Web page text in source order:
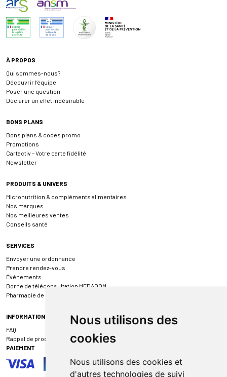
Nous utilisons des
cookies
Nous utilisons des cookies et
d'autres technologies de suivi
À PROPOS
Qui sommes-nous?
Découvrir l’équipe
Poser une question
Déclarer un effet indésirable
BONS PLANS
Bons plans & codes promo
Promotions
Cartactiv – Votre carte fidélité
Newsletter
PRODUITS & UNIVERS
Micronutrition & compléments alimentaires
Nos marques
Nos meilleures ventes
Conseils santé
SERVICES
Envoyer une ordonnance
Prendre rendez-vous
Événements
Borne de téléconsultation MEDADOM
Pharmacie de garde
INFORMATIONS
FAQ
Rappel de produit
PAIEMENT